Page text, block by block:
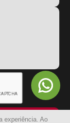
experiência. Ao